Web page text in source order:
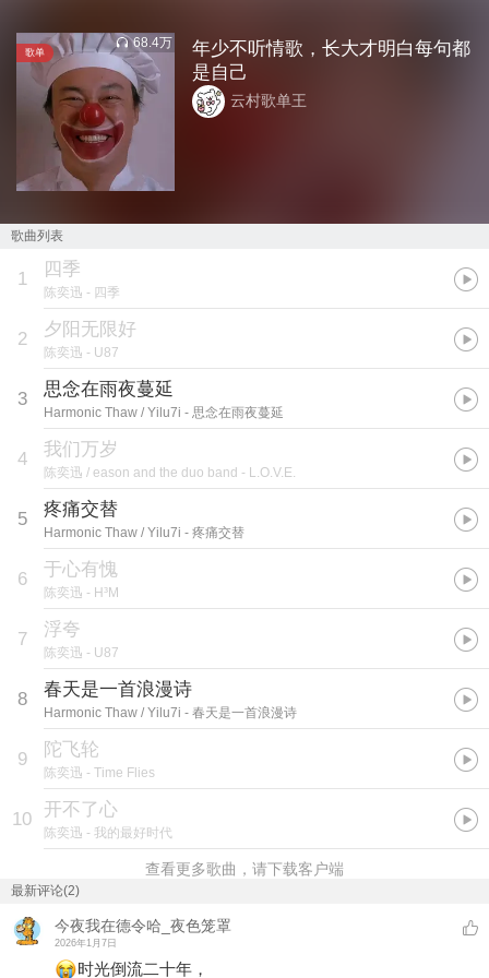
歌单
68.4万
年少不听情歌，长大才明白每句都
是自己
云村歌单王
歌曲列表
1 四季
陈奕迅 - 四季
2 夕阳无限好
陈奕迅 - U87
3 思念在雨夜蔓延
Harmonic Thaw / Yilu7i - 思念在雨夜蔓延
4 我们万岁
陈奕迅 / eason and the duo band - L.O.V.E.
5 疼痛交替
Harmonic Thaw / Yilu7i - 疼痛交替
6 于心有愧
陈奕迅 - H³M
7 浮夸
陈奕迅 - U87
8 春天是一首浪漫诗
Harmonic Thaw / Yilu7i - 春天是一首浪漫诗
9 陀飞轮
陈奕迅 - Time Flies
10 开不了心
陈奕迅 - 我的最好时代
查看更多歌曲，请下载客户端
最新评论(2)
今夜我在德令哈_夜色笼罩
2026年1月7日
时光倒流二十年，